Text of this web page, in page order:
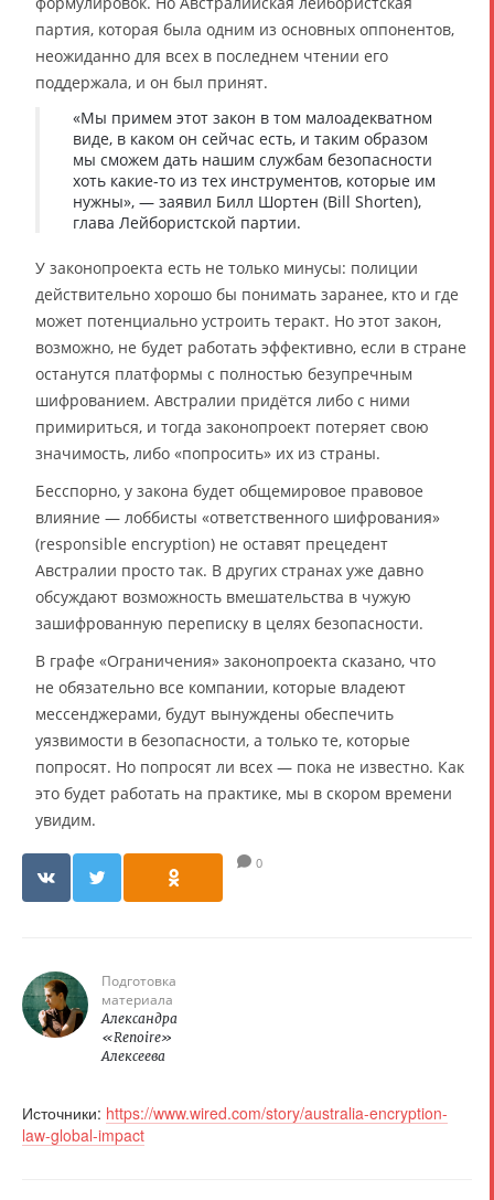
партия, которая была одним из основных оппонентов,
неожиданно для всех в последнем чтении его
поддержала, и он был принят.
«Мы примем этот закон в том малоадекватном
виде, в каком он сейчас есть, и таким образом
мы сможем дать нашим службам безопасности
хоть какие-то из тех инструментов, которые им
нужны», — заявил Билл Шортен (Bill Shorten),
глава Лейбористской партии.
У законопроекта есть не только минусы: полиции
действительно хорошо бы понимать заранее, кто и где
может потенциально устроить теракт. Но этот закон,
возможно, не будет работать эффективно, если в стране
останутся платформы с полностью безупречным
шифрованием. Австралии придётся либо с ними
примириться, и тогда законопроект потеряет свою
значимость, либо «попросить» их из страны.
Бесспорно, у закона будет общемировое правовое
влияние — лоббисты «ответственного шифрования»
(responsible encryption) не оставят прецедент
Австралии просто так. В других странах уже давно
обсуждают возможность вмешательства в чужую
зашифрованную переписку в целях безопасности.
В графе «Ограничения» законопроекта сказано, что
не обязательно все компании, которые владеют
мессенджерами, будут вынуждены обеспечить
уязвимости в безопасности, а только те, которые
попросят. Но попросят ли всех — пока не известно. Как
это будет работать на практике, мы в скором времени
увидим.
0
Подготовка
материала
Александра
«Renoire»
Алексеева
Источники: https://www.wired.com/story/australia-encryption-
law-global-impact